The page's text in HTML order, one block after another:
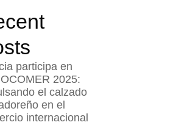
participa en
2025:
el calzado
en el
internacional